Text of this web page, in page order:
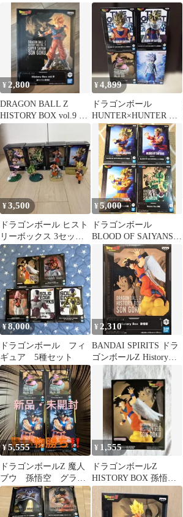
体セット
悟空
¥ 2,800
DRAGON BALL Z
HISTORY BOX vol.9 孫
悟空
¥4,899
ドラゴンボール
HUNTER×HUNTER フ
ィギュア 4種セット
¥3,500
ドラゴンボール ヒスト
リーボックス 3セット
＋ 悟天
¥5,000
ドラゴンボール
BLOOD OF SAIYANS
HISTORY BOX
¥8,000
ドラゴンボール フィ
ギュア 5種セット
¥ 2,310
BANDAI SPIRITS ドラ
ゴンボールZ History
Box 孫悟空
¥5,555
ドラゴンボールZ 魔人
ブウ 孫悟空 グラン
ディスタ フィギュア4
¥ 1,555
ドラゴンボールZ
HISTORY BOX 孫悟空
フィギュア